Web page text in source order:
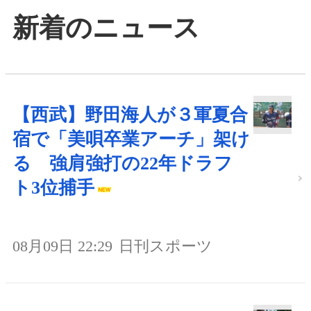
新着のニュース
【西武】野田海人が３軍夏合
宿で「美唄卒業アーチ」架け
る 強肩強打の22年ドラフ
ト3位捕手
08月09日 22:29 日刊スポーツ